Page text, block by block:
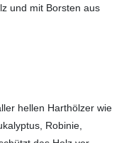
und mit Borsten aus
hellen Harthölzer wie
Robinie,